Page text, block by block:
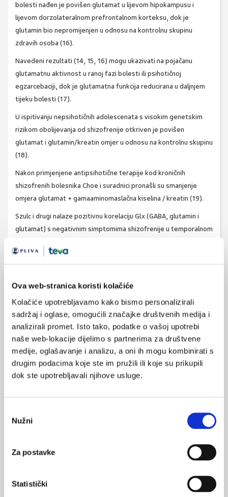
Ova web-stranica koristi kolačiće
Kolačiće upotrebljavamo kako bismo personalizirali
sadržaj i oglase, omogućili značajke društvenih medija i
analizirali promet. Isto tako, podatke o vašoj upotrebi
naše web-lokacije dijelimo s partnerima za društvene
medije, oglašavanje i analizu, a oni ih mogu kombinirati s
drugim podacima koje ste im pružili ili koje su prikupili
dok ste upotrebljavali njihove usluge.
pristanka
Nužni
Za postavke
Statistički
bolesti nađen je povišen glutamat u lijevom hipokampusu i
lijevom dorzolateralnom prefrontalnom korteksu, dok je
glutamin bio nepromijenjen u odnosu na kontrolnu skupinu
zdravih osoba (16).
Navedeni rezultati (14, 15, 16) mogu ukazivati na pojačanu
glutamatnu aktivnost u ranoj fazi bolesti ili psihotičnoj
egzarcebaciji, dok je glutamatna funkcija reducirana u daljnjem
tijeku bolesti (17).
U ispitivanju nepsihotičnih adolescenata s visokim genetskim
rizikom obolijevanja od shizofrenije otkriven je povišen
glutamat i glutamin/kreatin omjer u odnosu na kontrolnu skupinu
(18).
Nakon primjenjene antipsihotične terapije kod kroničnih
shizofrenih bolesnika Choe i suradnici pronašli su smanjenje
omjera glutamat + gamaaminomaslačna kiselina / kreatin (19).
Szulc i drugi nalaze pozitivnu korelaciju Glx (GABA, glutamin i
glutamat) s negativnim simptomima shizofrenije u temporalnom
(risperidonom) nije nađena promjena u razini glutamata (20).
shizofrenije. Također postaje sve značajniji pri njenom
dijagnosticiranju i u terapiji. Spektroskopija magnetskom
rezonancom kao neinvazivna metoda značajno doprinosi
istraživanju glutamata u shizofreniji.
Literatura
Squire LR, Darwin B, Bloom F, du Lac S, Ghosh A, Eds.
Fundamental Neuroscience. 3rd ed. New York: Academic
spectroscopy studies of the relationship between the
functional neuroenergetics. Philos Trans R Soc Lond B Biol
Schatzberg AF, Nemeroff CB. The American Psychiatric
Publishing. Textbook of Psychopharmacology, American